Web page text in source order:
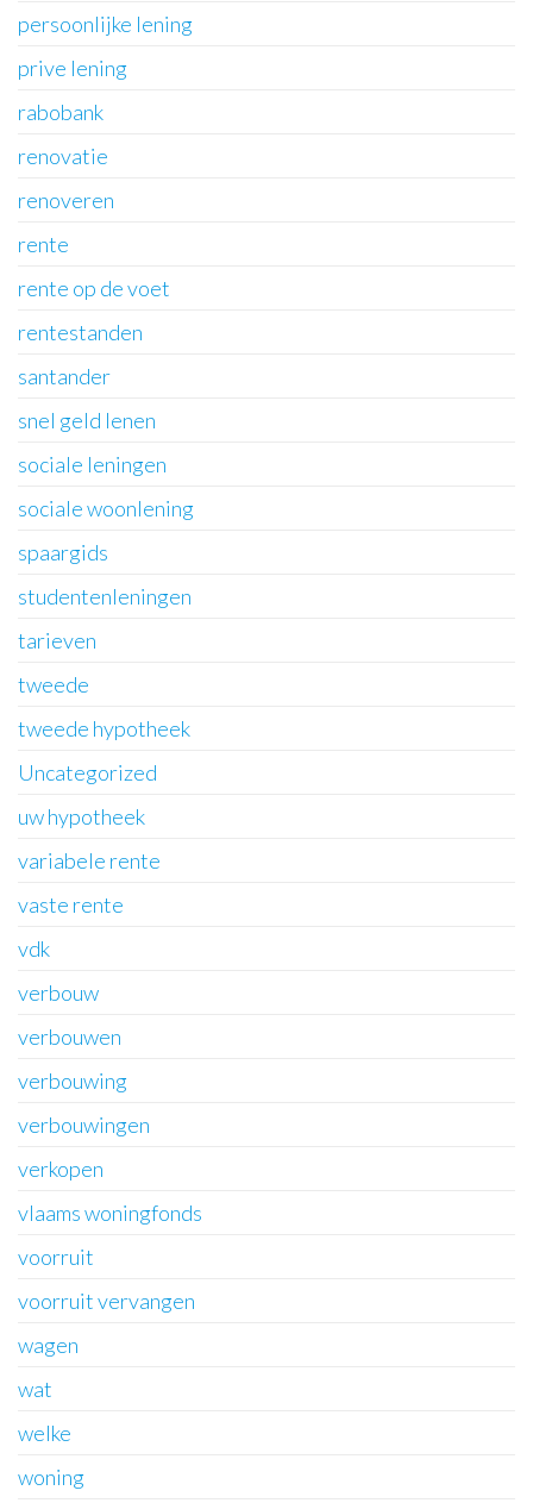
persoonlijke lening
prive lening
rabobank
renovatie
renoveren
rente
rente op de voet
rentestanden
santander
snel geld lenen
sociale leningen
sociale woonlening
spaargids
studentenleningen
tarieven
tweede
tweede hypotheek
Uncategorized
uw hypotheek
variabele rente
vaste rente
vdk
verbouw
verbouwen
verbouwing
verbouwingen
verkopen
vlaams woningfonds
voorruit
voorruit vervangen
wagen
wat
welke
woning